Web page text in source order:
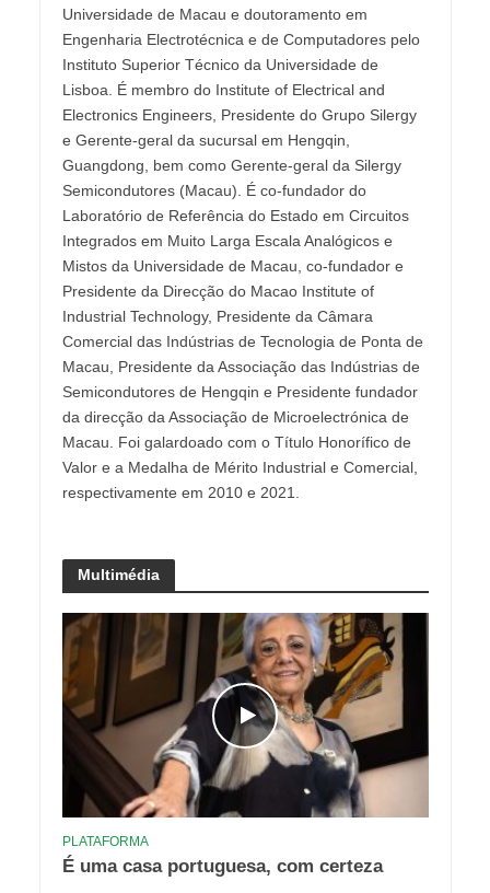
Universidade de Macau e doutoramento em
Engenharia Electrotécnica e de Computadores pelo
Instituto Superior Técnico da Universidade de
Lisboa. É membro do Institute of Electrical and
Electronics Engineers, Presidente do Grupo Silergy
e Gerente-geral da sucursal em Hengqin,
Guangdong, bem como Gerente-geral da Silergy
Semicondutores (Macau). É co-fundador do
Laboratório de Referência do Estado em Circuitos
Integrados em Muito Larga Escala Analógicos e
Mistos da Universidade de Macau, co-fundador e
Presidente da Direcção do Macao Institute of
Industrial Technology, Presidente da Câmara
Comercial das Indústrias de Tecnologia de Ponta de
Macau, Presidente da Associação das Indústrias de
Semicondutores de Hengqin e Presidente fundador
da direcção da Associação de Microelectrónica de
Macau. Foi galardoado com o Título Honorífico de
Valor e a Medalha de Mérito Industrial e Comercial,
respectivamente em 2010 e 2021.
Multimédia
PLATAFORMA
É uma casa portuguesa, com certeza